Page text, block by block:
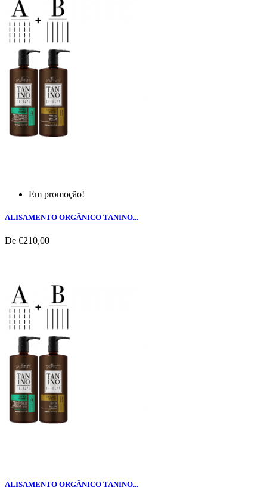
Em promoção!
ALISAMENTO ORGÂNICO TANINO...
De €210,00
ALISAMENTO ORGÂNICO TANINO...